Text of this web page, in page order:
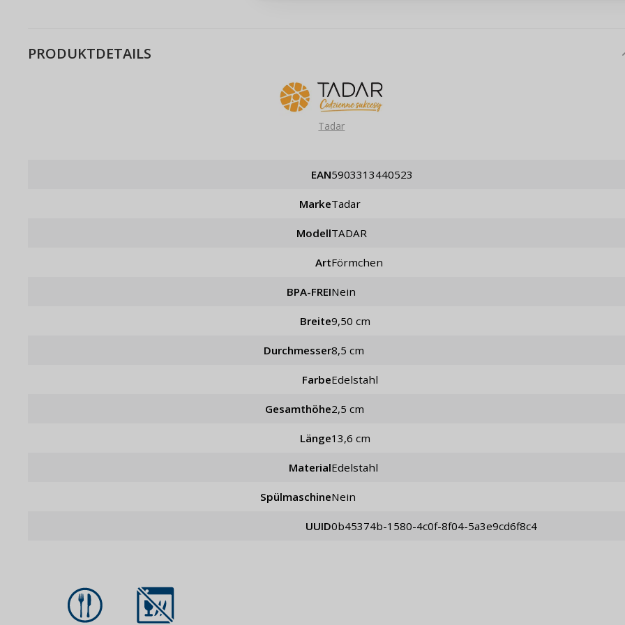
PRODUKTDETAILS
Tadar
EAN 5903313440523
Marke Tadar
Modell TADAR
Art Förmchen
BPA-FREI Nein
Breite 9,50 cm
Durchmesser 8,5 cm
Farbe Edelstahl
Gesamthöhe 2,5 cm
Länge 13,6 cm
Material Edelstahl
Spülmaschine Nein
UUID 0b45374b-1580-4c0f-8f04-5a3e9cd6f8c4